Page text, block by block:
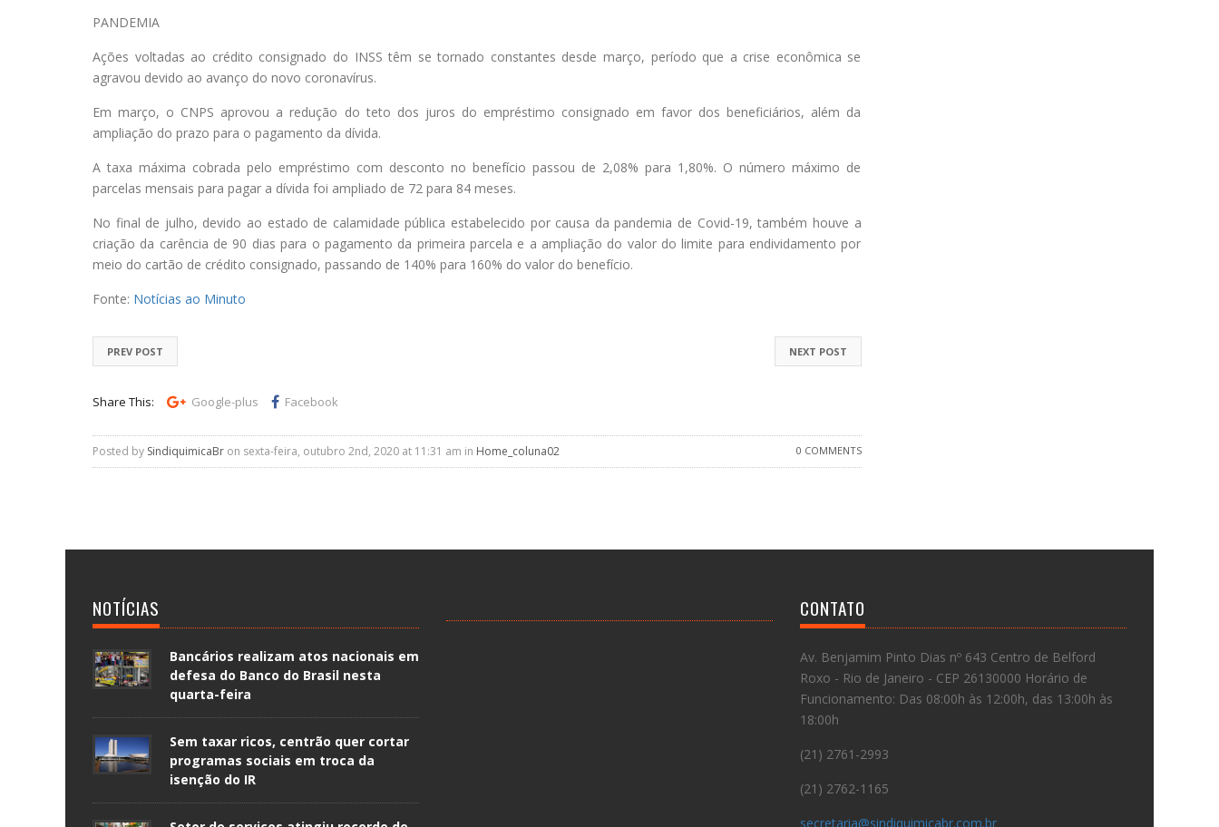
PANDEMIA
Ações voltadas ao crédito consignado do INSS têm se tornado constantes desde março, período que a crise econômica se
agravou devido ao avanço do novo coronavírus.
Em março, o CNPS aprovou a redução do teto dos juros do empréstimo consignado em favor dos beneficiários, além da
ampliação do prazo para o pagamento da dívida.
A taxa máxima cobrada pelo empréstimo com desconto no benefício passou de 2,08% para 1,80%. O número máximo de
parcelas mensais para pagar a dívida foi ampliado de 72 para 84 meses.
No final de julho, devido ao estado de calamidade pública estabelecido por causa da pandemia de Covid-19, também houve a
criação da carência de 90 dias para o pagamento da primeira parcela e a ampliação do valor do limite para endividamento por
meio do cartão de crédito consignado, passando de 140% para 160% do valor do benefício.
Fonte: Notícias ao Minuto
NEXT POST
PREV POST
Share This: Google-plus Facebook
0 COMMENTS
Posted by SindiquimicaBr on sexta-feira, outubro 2nd, 2020 at 11:31 am in Home_coluna02
NOTÍCIAS
Bancários realizam atos nacionais em
defesa do Banco do Brasil nesta
quarta-feira
Sem taxar ricos, centrão quer cortar
programas sociais em troca da
isenção do IR
CONTATO
Av. Benjamim Pinto Dias nº 643 Centro de Belford
Roxo - Rio de Janeiro - CEP 26130000 Horário de
Funcionamento: Das 08:00h às 12:00h, das 13:00h às
18:00h
(21) 2761-2993
(21) 2762-1165
secretaria@sindiquimicabr.com.br